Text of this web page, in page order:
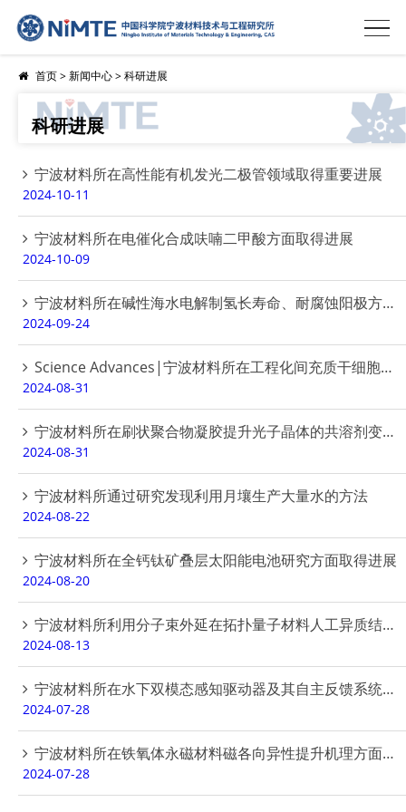
首页>新闻中心>科研进展
科研进展
宁波材料所在高性能有机发光二极管领域取得重要进展
2024-10-11
宁波材料所在电催化合成呋喃二甲酸方面取得进展
2024-10-09
宁波材料所在碱性海水电解制氢长寿命、耐腐蚀阳极方面取得重要进展
2024-09-24
Science Advances|宁波材料所在工程化间充质干细胞对特发性肺纤维化治疗可视化方面取得进展
2024-08-31
宁波材料所在刷状聚合物凝胶提升光子晶体的共溶剂变色灵敏度方面取得进展
2024-08-31
宁波材料所通过研究发现利用月壤生产大量水的方法
2024-08-22
宁波材料所在全钙钛矿叠层太阳能电池研究方面取得进展
2024-08-20
宁波材料所利用分子束外延在拓扑量子材料人工异质结研究方面取得进展
2024-08-13
宁波材料所在水下双模态感知驱动器及其自主反馈系统方面取得进展
2024-07-28
宁波材料所在铁氧体永磁材料磁各向异性提升机理方面取得进展
2024-07-28